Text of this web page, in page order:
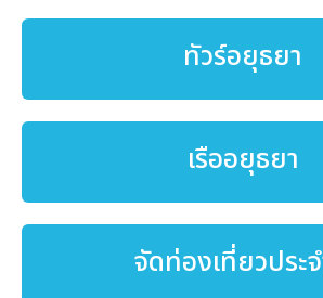
ทัวร์อยุธยา
เรืออยุธยา
จัดท่องเที่ยวประ